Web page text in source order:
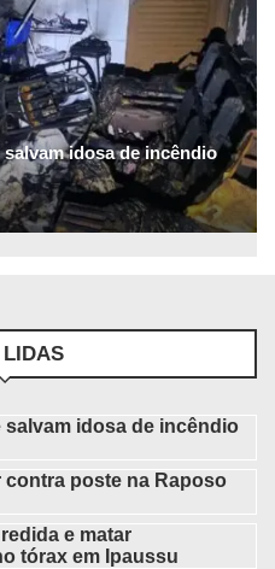
idosa de incêndio
idosa de incêndio
contra poste na Raposo
e matar
tórax em Ipaussu